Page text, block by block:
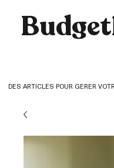
DES ARTICLES POUR GERER